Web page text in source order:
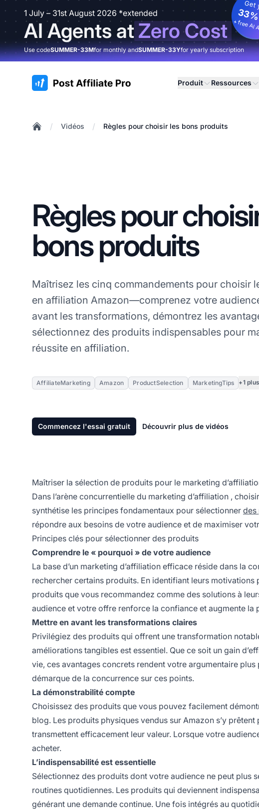
1 July – 31st August 2026 *extended
AI Agents atZero Cost
Get
+ free AI
Use codeSUMMER-33Mfor monthly andSUMMER-33Yfor yearly subscription
:site.title Produit Ressources
/ Vidéos / Règles pour choisir les bons produits
Règles pour
bons produits
Maîtrisez les cinq commandements pour choisir
en affiliation Amazon—comprenez votre
avant les transformations, démontrez les
sélectionnez des produits indispensables pour
réussite en affiliation.
AffiliateMarketing Amazon ProductSelection MarketingTips +1 plus
Commencez l'essai gratuit Découvrir plus de vidéos
Maîtriser la sélection de produits pour le marketing
Dans l’arène concurrentielle du marketing d’affiliation ,
synthétise les principes fondamentaux pour sélectionner des
répondre aux besoins de votre audience et de maximiser
Principes clés pour sélectionner des produits
Comprendre le « pourquoi » de votre audience
La base d’un marketing d’affiliation efficace réside dans la
rechercher certains produits. En identifiant leurs
produits que vous recommandez comme des solutions à
audience et votre offre renforce la confiance et augmente la
Mettre en avant les transformations claires
Privilégiez des produits qui offrent une transformation
améliorations tangibles est essentiel. Que ce soit un gain
vie, ces avantages concrets rendent votre argumentaire
démarque de la concurrence sur ces points.
La démonstrabilité compte
Choisissez des produits que vous pouvez facilement
blog. Les produits physiques vendus sur Amazon s’y
transmettent efficacement leur valeur. Lorsque votre
acheter.
L’indispensabilité est essentielle
Sélectionnez des produits dont votre audience ne peut plus
routines quotidiennes. Les produits qui deviennent
générant une demande continue. Une fois intégrés au